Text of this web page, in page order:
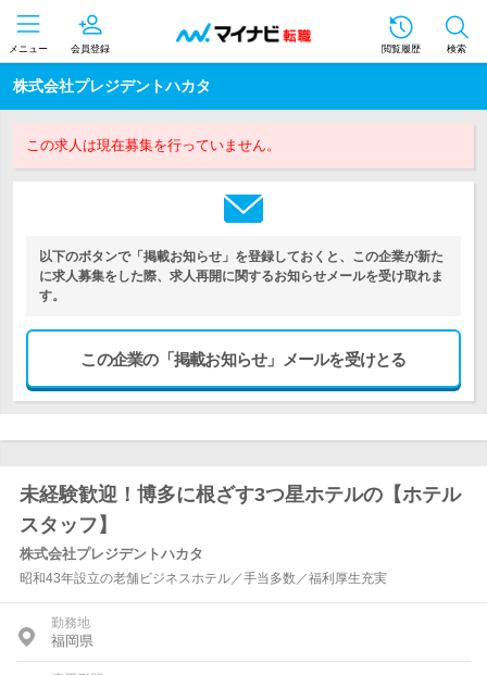
メニュー 会員登録 閲覧履歴 検索
株式会社プレジデントハカタ
この求人は現在募集を行っていません。
以下のボタンで「掲載お知らせ」を登録しておくと、この企業が新た
に求人募集をした際、求人再開に関するお知らせメールを受け取れま
す。
この企業の「掲載お知らせ」メールを受けとる
未経験歓迎！博多に根ざす3つ星ホテルの【ホテル
スタッフ】
株式会社プレジデントハカタ
昭和43年設立の老舗ビジネスホテル／手当多数／福利厚生充実
勤務地
福岡県